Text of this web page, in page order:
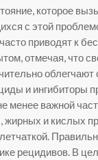
которое
с этой
приводят к
отмечая, что
и ингибиторы
менее важной
жирных и кислых
рецидивов. В